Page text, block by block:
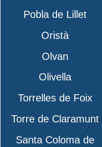
Pobla de Lillet
Oristà
Olvan
Olivella
Torrelles de Foix
Torre de Claramunt
Santa Coloma de